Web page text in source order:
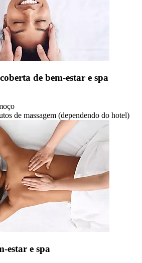
de bem-estar e spa
de massagem (dependendo do hotel)
estar e spa